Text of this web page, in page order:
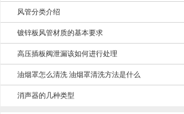
风管分类介绍
镀锌板风管材质的基本要求
高压插板阀泄漏该如何进行处理
油烟罩怎么清洗 油烟罩清洗方法是什么
消声器的几种类型